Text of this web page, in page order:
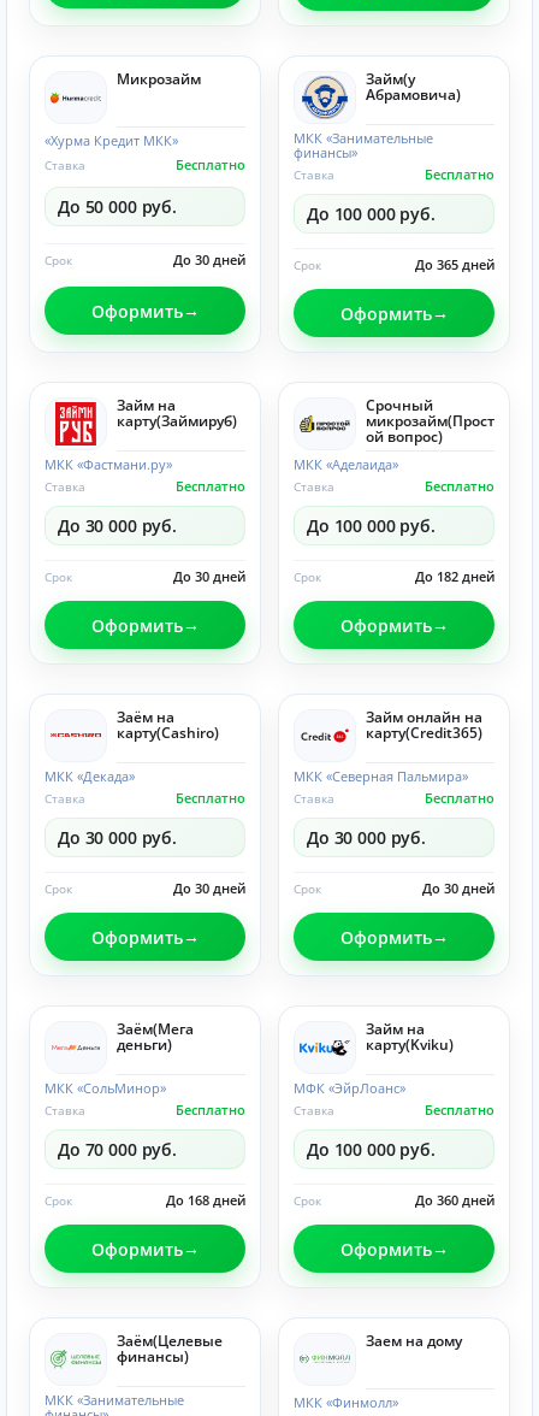
Микрозайм
«Хурма Кредит МКК»
Бесплатно
Ставка
До 50 000 руб.
До 30 дней
Срок
Оформить
Займ(у
Абрамовича)
МКК «Занимательные
финансы»
Бесплатно
Ставка
До 100 000 руб.
До 365 дней
Срок
Оформить
Займ на
карту(Займируб)
МКК «Фастмани.ру»
Бесплатно
Ставка
До 30 000 руб.
До 30 дней
Срок
Оформить
Срочный
микрозайм(Прост
ой вопрос)
МКК «Аделаида»
Бесплатно
Ставка
До 100 000 руб.
До 182 дней
Срок
Оформить
Заём на
карту(Cashiro)
МКК «Декада»
Бесплатно
Ставка
До 30 000 руб.
До 30 дней
Срок
Оформить
Займ онлайн на
карту(Credit365)
МКК «Северная Пальмира»
Бесплатно
Ставка
До 30 000 руб.
До 30 дней
Срок
Оформить
Заём(Мега
деньги)
МКК «СольМинор»
Бесплатно
Ставка
До 70 000 руб.
До 168 дней
Срок
Оформить
Займ на
карту(Kviku)
МФК «ЭйрЛоанс»
Бесплатно
Ставка
До 100 000 руб.
До 360 дней
Срок
Оформить
Заём(Целевые
финансы)
МКК «Занимательные
Заем на дому
МКК «Финмолл»